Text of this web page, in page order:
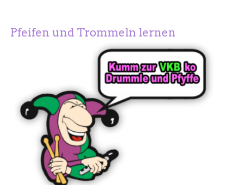
Pfeifen und Trommeln lernen